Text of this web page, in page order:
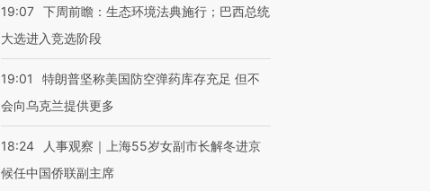
19:07 下周前瞻：生态环境法典施行；巴西总统
大选进入竞选阶段
19:01
特朗普坚称美国防空弹药库存充足 但不
会向乌克兰提供更多
18:24
人事观察｜上海55岁女副市长解冬进京
候任中国侨联副主席